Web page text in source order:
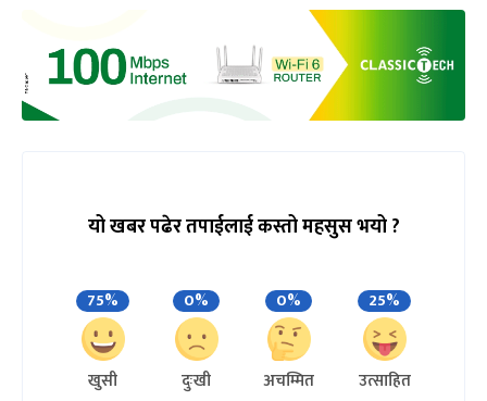
यो खबर पढेर तपाईलाई कस्तो महसुस भयो ?
75%
खुसी
0%
दुःखी
0%
अचम्मित
25%
उत्साहित